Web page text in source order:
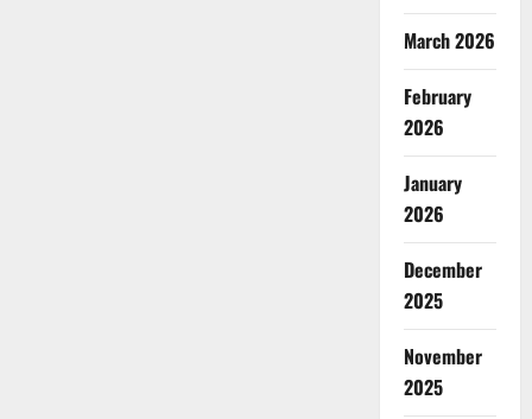
March 2026
February
2026
January
2026
December
2025
November
2025